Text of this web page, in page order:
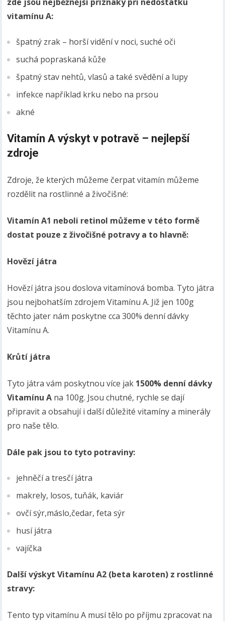
vitamínu A:
špatný zrak – horší vidění v noci, suché oči
suchá popraskaná kůže
špatný stav nehtů, vlasů a také svědění a lupy
infekce například krku nebo na prsou
akné
Vitamín A výskyt v potravě – nejlepší
zdroje
Zdroje, že kterých můžeme čerpat vitamín můžeme
rozdělit na rostlinné a živočišné:
Vitamín A1 neboli retinol můžeme v této formě
dostat pouze z živočišné potravy a to hlavně:
Hovězí játra
Hovězí játra jsou doslova vitamínová bomba. Tyto játra
jsou nejbohatším zdrojem Vitamínu A. Již jen 100g
těchto jater nám poskytne cca 300% denní dávky
Vitamínu A.
Krůtí játra
Tyto játra vám poskytnou více jak 1500% denní dávky
Vitamínu A na 100g. Jsou chutné, rychle se dají
připravit a obsahují i další důležité vitamíny a minerály
pro naše tělo.
Dále pak jsou to tyto potraviny:
jehněčí a tresčí játra
makrely, losos, tuňák, kaviár
ovčí sýr,máslo,čedar, feta sýr
husí játra
vajíčka
Další výskyt Vitamínu A2 (beta karoten) z rostlinné
stravy:
Tento typ vitamínu A musí tělo po příjmu zpracovat na